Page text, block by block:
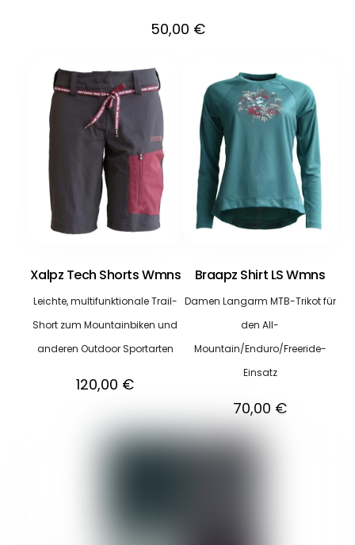
50,00 €
Xalpz Tech Shorts Wmns
Leichte, multifunktionale Trail-
Short zum Mountainbiken und
anderen Outdoor Sportarten
120,00 €
Braapz Shirt LS Wmns
Damen Langarm MTB-Trikot für
den All-
Mountain/Enduro/Freeride-
Einsatz
70,00 €